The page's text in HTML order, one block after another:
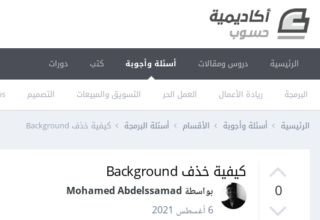
الرئيسية دروس ومقالات أسئلة وأجوبة
البرمجة ريادة الأعمال العمل الحر التسويق والمبيعات التصميم
كتب دورات
الرئيسية أسئلة وأجوبة الأقسام أسئلة البرمجة كيفية خذف Background
0
كيفية خذف Background
بواسطة Mohamed Abdelssamad
6 أغسطس 2021